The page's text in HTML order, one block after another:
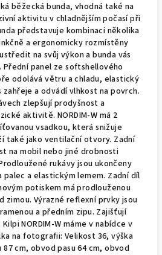
běžecká bunda, vhodná také na
aktivitu v chladnějším počasí při
představuje kombinaci několika
a ergonomicky rozmístěny
na svůj výkon a bunda vás
Přední panel ze softshellového
odolává větru a chladu, elastický
a odvádí vlhkost na povrch.
zlepšují prodyšnost a
aktivitě. NORDIM-W má 2
vsadkou, která snižuje
také jako ventilační otvory. Zadní
na mobil nebo jiné drobnosti
rukávy jsou ukončeny
a elastickým lemem. Zadní díl
potiskem má prodlouženou
zimou. Výrazné reflexní prvky jsou
a předním zipu. Zajišťují
NORDIM-W máme v nabídce v
na fotografii: Velikost 36, výška
87 cm, obvod pasu 64 cm, obvod